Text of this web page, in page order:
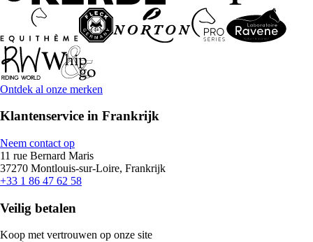
Ontdek al onze merken
Klantenservice in Frankrijk
Neem contact op
11 rue Bernard Maris
37270 Montlouis-sur-Loire, Frankrijk
+33 1 86 47 62 58
Veilig betalen
Koop met vertrouwen op onze site